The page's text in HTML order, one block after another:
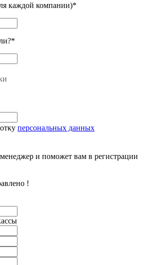
каждой компании)*
*
персональных данных
и поможет вам в регистрации
!